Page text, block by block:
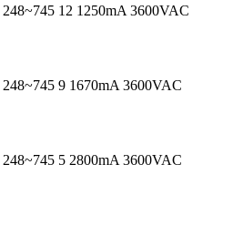
248~745 12 1250mA 3600VAC
248~745 9 1670mA 3600VAC
248~745 5 2800mA 3600VAC